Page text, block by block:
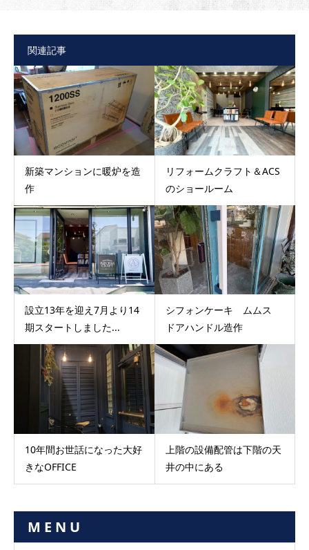
関連記事
新築マンションに暖炉を造
作
リフォームクラフト＆ACS
のショールーム
設立13年を迎え7月より14
期スタートしました...
シフォンケーキ ムムス
ドアハンドル造作
10年間お世話になった大好
きなOFFICE
上階の設備配管は下階の天
井の中にある
M E N U